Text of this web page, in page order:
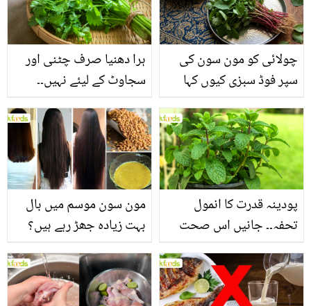
ہرا دھنیا صرف چٹنی اور
سجاوٹ کے لیئے نہیں۔۔
انگیز فوائد جو شاید ہی آپ
کو معلوم ہوں
چولائی کو مون سون کی
سپر فوڈ سبزی کیوں کہا
منرلز اور اینٹی آکسیڈنٹس
سے بھرپور اس سبزی کے
فائدے
مون سون موسم میں بال
بہت زیادہ جھڑ رہے ہیں؟
بنانے کے چند قدرتی طریقے
پودینہ قدرت کا انمول
تحفہ۔۔ جانیں اس صحت
انگیز طبی فوائد